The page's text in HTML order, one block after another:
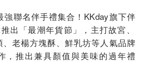
強聯名伴手禮集合！KKday旗下伴
出「最潮年貨節」，主打故宮、
老楊方塊酥、鮮乳坊等人氣品牌
，推出兼具顏值與美味的過年禮